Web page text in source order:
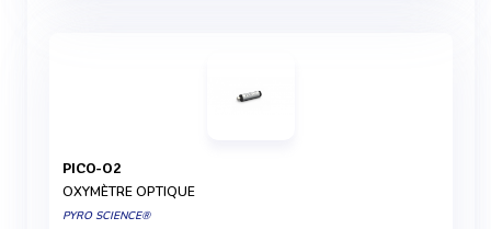
PICO-O2
OXYMÈTRE OPTIQUE
PYRO SCIENCE®